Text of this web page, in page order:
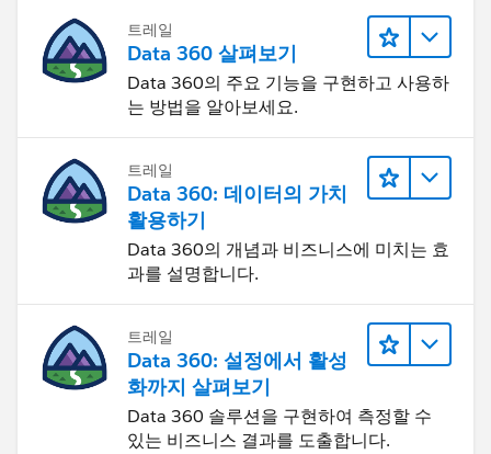
트레일
Data 360 살펴보기
Data 360의 주요 기능을 구현하고 사용하
는 방법을 알아보세요.
트레일
Data 360: 데이터의 가치
활용하기
Data 360의 개념과 비즈니스에 미치는 효
과를 설명합니다.
트레일
Data 360: 설정에서 활성
화까지 살펴보기
Data 360 솔루션을 구현하여 측정할 수
있는 비즈니스 결과를 도출합니다.